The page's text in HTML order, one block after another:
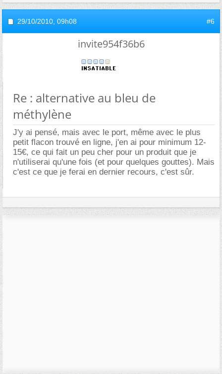
29/10/2010, 09h08 #6
invite954f36b6
Re : alternative au bleu de
méthylène
J'y ai pensé, mais avec le port, même avec le plus
petit flacon trouvé en ligne, j'en ai pour minimum 12-
15€, ce qui fait un peu cher pour un produit que je
n'utiliserai qu'une fois (et pour quelques gouttes). Mais
c'est ce que je ferai en dernier recours, c'est sûr.